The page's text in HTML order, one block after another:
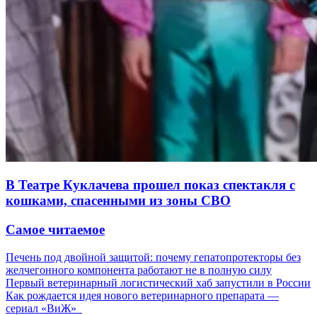
В Театре Куклачева прошел показ спектакля с
кошками, спасенными из зоны СВО
Самое читаемое
Печень под двойной защитой: почему гепатопротекторы без
желчегонного компонента работают не в полную силу
Первый ветеринарный логистический хаб запустили в России
Как рождается идея нового ветеринарного препарата —
сериал «ВиЖ»